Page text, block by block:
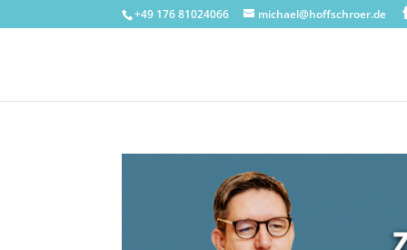
+49 176 81024066 michael@hoffschroer.de